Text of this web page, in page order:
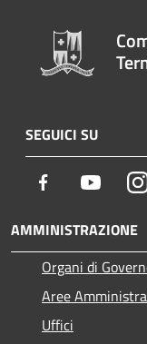
SEGUICI SU
Facebook
AMMINISTRAZIONE
Organi di
Aree
Uffici